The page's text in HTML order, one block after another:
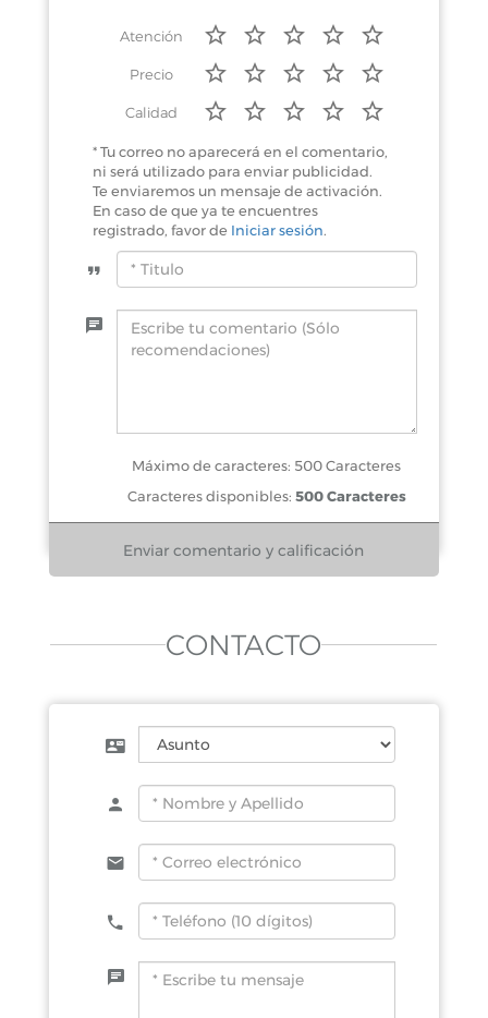
Atención
Precio
Calidad
* Tu correo no aparecerá en el comentario,
ni será utilizado para enviar publicidad.
Te enviaremos un mensaje de activación.
En caso de que ya te encuentres
registrado, favor de Iniciar sesión.
Máximo de caracteres: 500 Caracteres
Caracteres disponibles: 500 Caracteres
CONTACTO